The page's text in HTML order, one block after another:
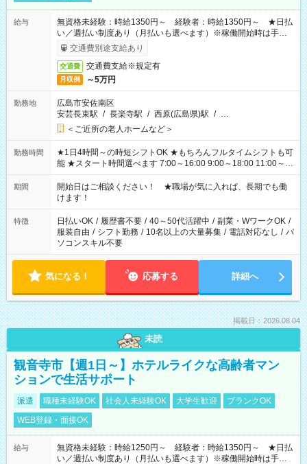
給与
無資格未経験：時給1350円～ 経験者：時給1350円～ ★日払
い／週払い制度あり（月払いも選べます）※稼働開始時は手続き
完了次第のお支払いとなります。
交通費別途支給あり
交通費 交通費支給※規定有
月収例 ～5万円
勤務地
広島市安佐南区
安芸長束駅 / 長楽寺駅 / 西原(広島県)駅 / …
＜ご近所の老人ホームなど＞
勤務時間
★1日4時間～の時短シフトOK ★もちろんフルタイムシフトも可
能 ★スタート時間選べます 7:00～16:00 9:00～18:00 11:00～
20:00 など 残業なし！ ※Wワークの場合、他のお仕事と合わせ
週40時間超の就業はご案内できません ※法令に基づき、週20時
間以上勤務は社会保険への加入対象となります ※労働者派遣法
（日雇い派遣の原則禁止）により、短時間・短期間の就業はご
案内が難しい場合があります
期間
開始日はご相談ください！ ★職場が気に入れば、長期でも働
けます！
特徴 日払いOK / 履歴書不要 / 40～50代活躍中 / 副業・WワークOK /
服装自由 / シフト勤務 / 10名以上の大量募集 / 電話対応なし / パ
ソコンスキル不要
気になる！ 応募する 詳細へ
掲載日：2026.08.04
未読
観音寺市【週1日～】ホテルライクな高齢者マン
ションで生活サポート
派遣 職種未経験OK 社会人未経験OK 大学生歓迎
ブランクOK
WEB登録・面接OK
給与
無資格未経験：時給1250円～ 経験者：時給1350円～ ★日払
い／週払い制度あり（月払いも選べます）※稼働開始時は手続き